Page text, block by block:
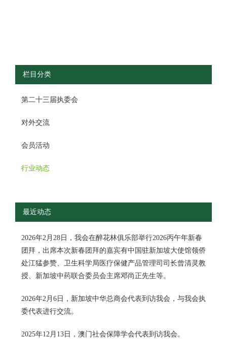
栏目分类
第二十三届执委会
对外交流
会员活动
行业动态
最近动态
2026年2月28日，我会在醉花林俱乐部举行2026丙午年新春
团拜，出席本次新春团拜的嘉宾有中国驻新加坡大使馆领侨
处江猛参赞、卫生科学局医疗保健产品管理司司长曾清灵教
授、新加坡中药联合委员会主席邓尚正先生等。
2026年2月6日，新加坡中华总商会代表到访我会，与我会执
委代表进行交流。
2025年12月13日，澳门社会保障学会代表到访我会。